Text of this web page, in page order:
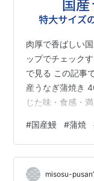
肉厚で香ばしい
ップでチェック
で見る この記事
産うなぎ蒲焼き
じた味・食感・
際のポイント 商
ぎ蒲焼きとは？
焼き 400g」は
が化粧箱に入っ
#国産鰻 #蒲焼
misosu-